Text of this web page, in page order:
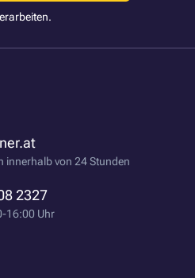
innerhalb von 24 Stunden
2327
16:00 Uhr